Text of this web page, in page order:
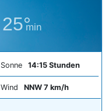
25°
min
Sonne 14:15 Stunden
Wind NNW 7 km/h